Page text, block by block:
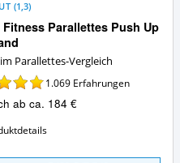
Fitness Parallettes Push Up
(1,3)
im Parallettes-Vergleich
1.069 Erfahrungen
ab ca. 184 €